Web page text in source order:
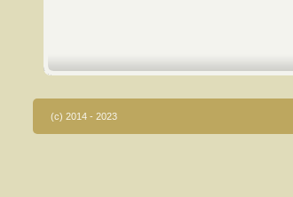
(c) 2014 - 2023